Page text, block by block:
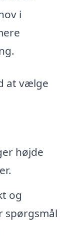
i
at vælge
højde
og
spørgsmål